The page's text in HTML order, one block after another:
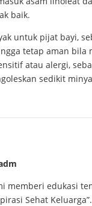
baik.
untuk pijat bayi,
tetap aman bila
atau alergi,
sedikit
memberi edukasi
Sehat Keluarga”.